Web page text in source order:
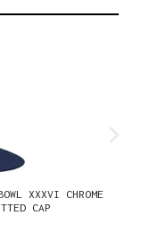
XXXVI CHROME
CAP